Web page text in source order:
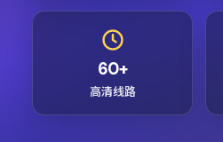
60+
高清线路